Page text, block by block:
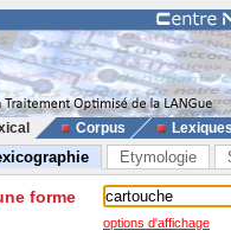
Corpus
Etymologie
forme
options d'affichage